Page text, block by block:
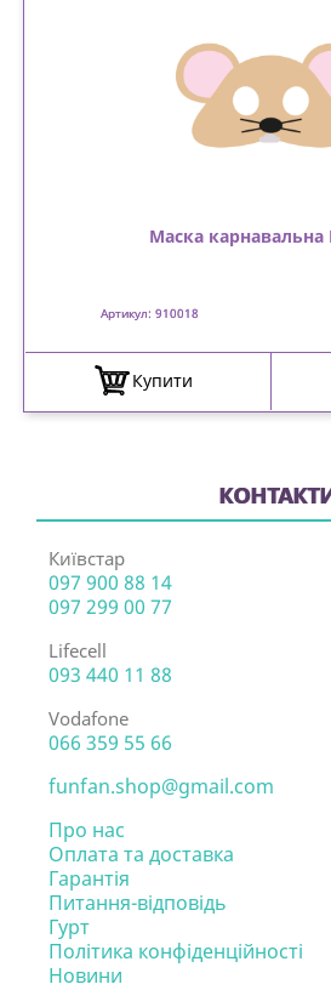
Маска
Артикул: 910018
Купити
Київстар
097 900 88 14
097 299 00 77
Lifecell
093 440 11 88
Vodafone
066 359 55 66
funfan.shop@gmail.com
Про нас
Оплата та доставка
Гарантія
Питання-відповідь
Гурт
Політика конфіденційності
Новини